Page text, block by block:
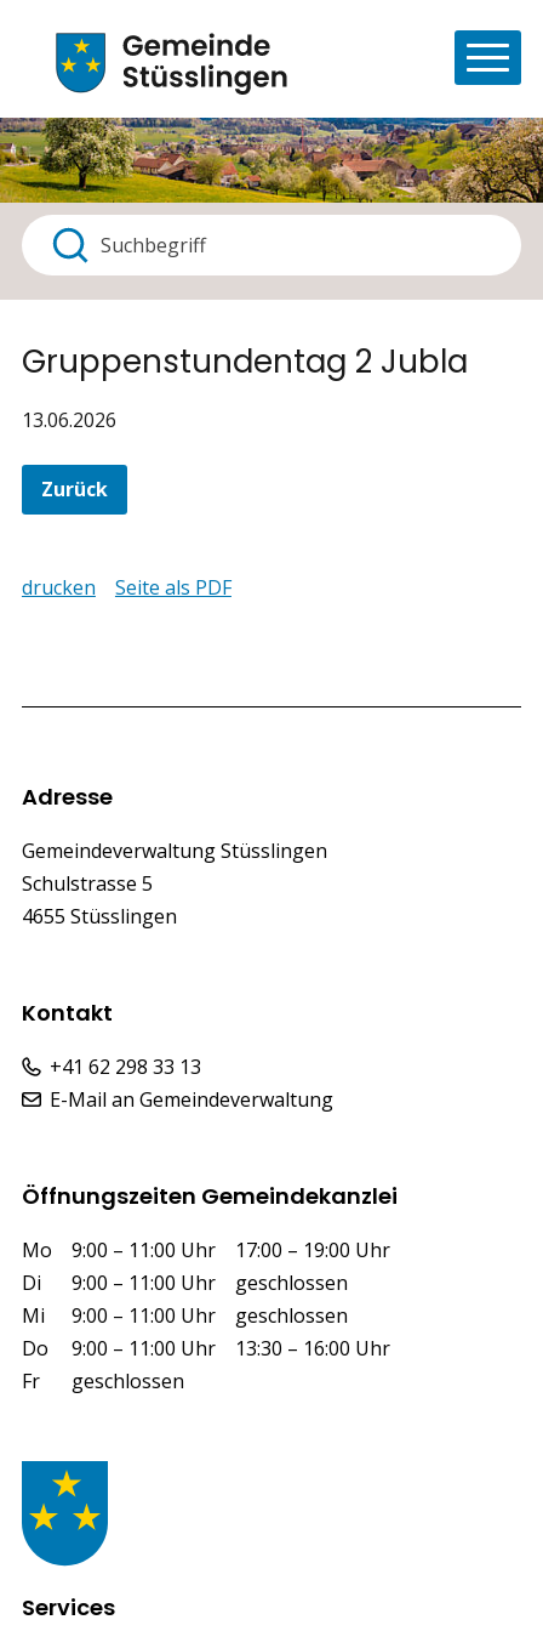
Suchbegriff
Suche starten
Gruppenstundentag 2 Jubla
13.06.2026
Zurück
drucken Seite als PDF
Footer
Adresse
Gemeindeverwaltung Stüsslingen
Schulstrasse 5
4655 Stüsslingen
Kontakt
+41 62 298 33 13
E-Mail an Gemeindeverwaltung
Öffnungszeiten Gemeindekanzlei
Wochentag Vormittag Nachmittag
Mo 9:00 – 11:00 Uhr
17:00 – 19:00 Uhr
Di
9:00 – 11:00 Uhr
geschlossen
Mi
9:00 – 11:00 Uhr
geschlossen
Do
9:00 – 11:00 Uhr
13:30 – 16:00 Uhr
Fr
geschlossen
Services